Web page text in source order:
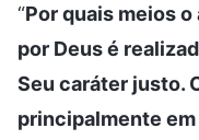
“Por quais meios
por Deus é
Seu caráter justo.
principalmente